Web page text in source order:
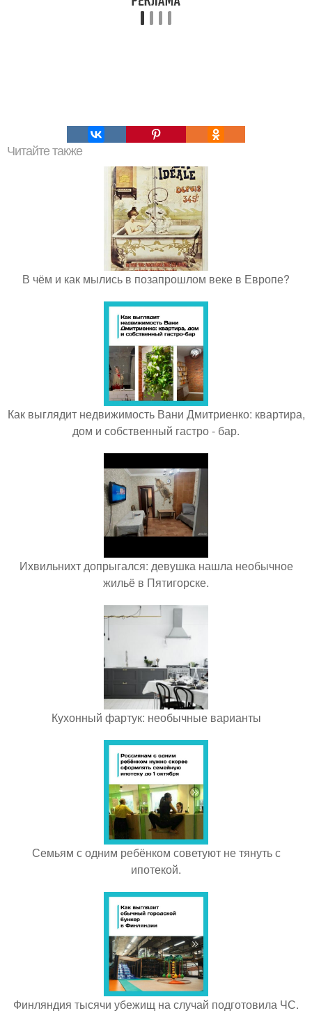
Читайте также
В чём и как мылись в позапрошлом веке в Европе?
Как выглядит недвижимость Вани Дмитриенко: квартира,
дом и собственный гастро - бар.
Ихвильнихт допрыгался: девушка нашла необычное
жильё в Пятигорске.
Кухонный фартук: необычные варианты
Семьям с одним ребёнком советуют не тянуть с
ипотекой.
Финляндия тысячи убежищ на случай подготовила ЧС.